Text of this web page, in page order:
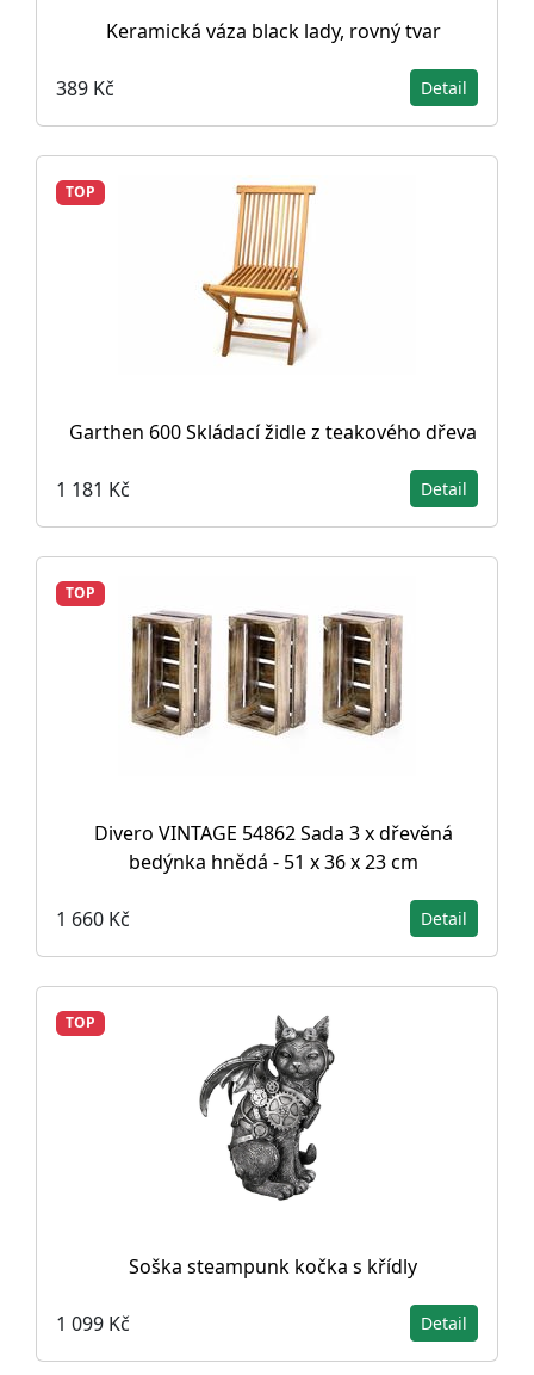
Keramická váza black lady, rovný tvar
389 Kč Detail
TOP
Garthen 600 Skládací židle z teakového dřeva
1 181 Kč Detail
TOP
Divero VINTAGE 54862 Sada 3 x dřevěná
bedýnka hnědá - 51 x 36 x 23 cm
1 660 Kč Detail
TOP
Soška steampunk kočka s křídly
1 099 Kč Detail